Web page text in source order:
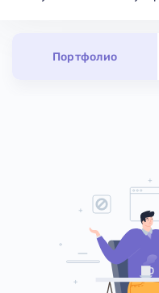
Портфолио